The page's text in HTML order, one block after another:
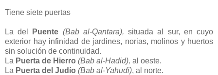
Tiene siete puertas
La del Puente (Bab al-Qantara), situada al sur, en cuyo
exterior hay infinidad de jardines, norias, molinos y huertos
sin solución de continuidad.
La Puerta de Hierro (Bab al-Hadid), al oeste.
La Puerta del Judío (Bab al-Yahudi), al norte.